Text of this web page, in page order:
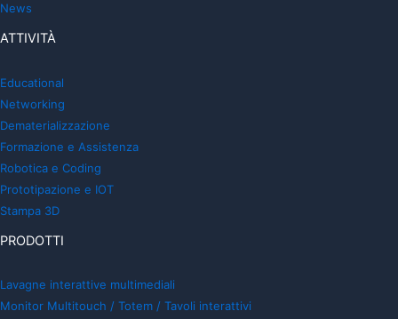
News
ATTIVITÀ
Educational
Networking
Dematerializzazione
Formazione e Assistenza
Robotica e Coding
Prototipazione e IOT
Stampa 3D
PRODOTTI
Lavagne interattive multimediali
Monitor Multitouch / Totem / Tavoli interattivi